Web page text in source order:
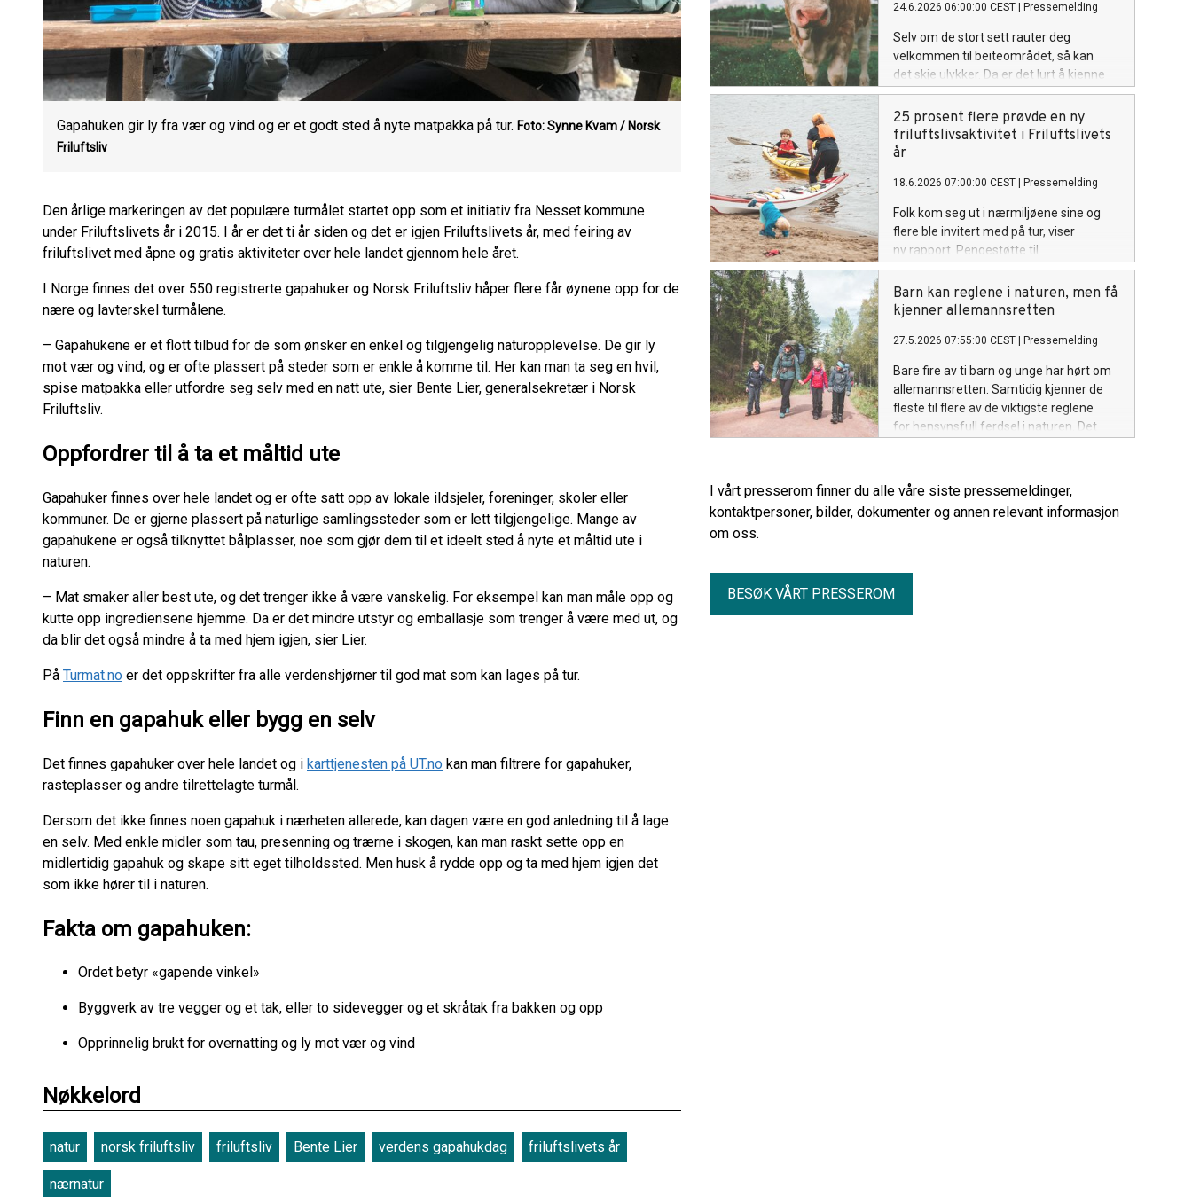
Gapahuken gir ly fra vær og vind og er et godt sted å nyte matpakka på tur. Foto: Synne Kvam / Norsk
Friluftsliv
Den årlige markeringen av det populære turmålet startet opp som et initiativ fra Nesset kommune
under Friluftslivets år i 2015. I år er det ti år siden og det er igjen Friluftslivets år, med feiring av
friluftslivet med åpne og gratis aktiviteter over hele landet gjennom hele året.
I Norge finnes det over 550 registrerte gapahuker og Norsk Friluftsliv håper flere får øynene opp for de
nære og lavterskel turmålene.
– Gapahukene er et flott tilbud for de som ønsker en enkel og tilgjengelig naturopplevelse. De gir ly
mot vær og vind, og er ofte plassert på steder som er enkle å komme til. Her kan man ta seg en hvil,
spise matpakka eller utfordre seg selv med en natt ute, sier Bente Lier, generalsekretær i Norsk
Friluftsliv.
Oppfordrer til å ta et måltid ute
Gapahuker finnes over hele landet og er ofte satt opp av lokale ildsjeler, foreninger, skoler eller
kommuner. De er gjerne plassert på naturlige samlingssteder som er lett tilgjengelige. Mange av
gapahukene er også tilknyttet bålplasser, noe som gjør dem til et ideelt sted å nyte et måltid ute i
naturen.
– Mat smaker aller best ute, og det trenger ikke å være vanskelig. For eksempel kan man måle opp og
kutte opp ingrediensene hjemme. Da er det mindre utstyr og emballasje som trenger å være med ut, og
da blir det også mindre å ta med hjem igjen, sier Lier.
På Turmat.no er det oppskrifter fra alle verdenshjørner til god mat som kan lages på tur.
Finn en gapahuk eller bygg en selv
Det finnes gapahuker over hele landet og i karttjenesten på UT.no kan man filtrere for gapahuker,
rasteplasser og andre tilrettelagte turmål.
Dersom det ikke finnes noen gapahuk i nærheten allerede, kan dagen være en god anledning til å lage
en selv. Med enkle midler som tau, presenning og trærne i skogen, kan man raskt sette opp en
midlertidig gapahuk og skape sitt eget tilholdssted. Men husk å rydde opp og ta med hjem igjen det
som ikke hører til i naturen.
Fakta om gapahuken:
Ordet betyr «gapende vinkel»
Byggverk av tre vegger og et tak, eller to sidevegger og et skråtak fra bakken og opp
Opprinnelig brukt for overnatting og ly mot vær og vind
Nøkkelord
natur norsk friluftsliv friluftsliv Bente Lier verdens gapahukdag friluftslivets år
nærnatur
24.6.2026 06:00:00 CEST Pressemelding
Selv om de stort sett rauter deg
velkommen til beiteområdet, så kan
det skje ulykker. Da er det lurt å kjenne
til kuvettreglene før du legger ut på tur.
25 prosent flere prøvde en ny
friluftslivsaktivitet i Friluftslivets
år
18.6.2026 07:00:00 CEST Pressemelding
Folk kom seg ut i nærmiljøene sine og
flere ble invitert med på tur, viser
ny rapport. Pengestøtte til
organisasjonene var viktig for å få det til.
Barn kan reglene i naturen, men få
kjenner allemannsretten
27.5.2026 07:55:00 CEST Pressemelding
Bare fire av ti barn og unge har hørt om
allemannsretten. Samtidig kjenner de
fleste til flere av de viktigste reglene
for hensynsfull ferdsel i naturen. Det
I vårt presserom finner du alle våre siste pressemeldinger,
kontaktpersoner, bilder, dokumenter og annen relevant informasjon
om oss.
BESØK VÅRT PRESSEROM